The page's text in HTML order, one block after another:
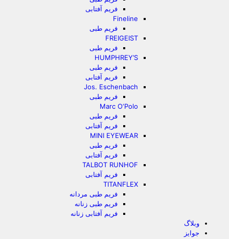
فریم آفتابی
Fineline
فریم طبی
FREIGEIST
فریم طبی
HUMPHREY’S
فریم طبی
فریم آفتابی
Jos. Eschenbach
فریم طبی
Marc O‘Polo
فریم طبی
فریم آفتابی
MINI EYEWEAR
فریم طبی
فریم آفتابی
TALBOT RUNHOF
فریم آفتابی
TITANFLEX
فریم طبی مردانه
فریم طبی زنانه
فریم آفتابی زنانه
وبلاگ
جوایز